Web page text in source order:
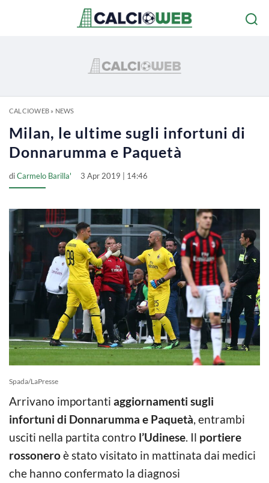
CALCIOWEB» NEWS
Milan, le ultime sugli infortuni di
Donnarumma e Paquetà
diCarmelo Barilla' 3 Apr 2019 | 14:46
Spada/LaPresse
Arrivano importanti aggiornamenti sugli
infortuni di Donnarumma e Paquetà, entrambi
usciti nella partita contro l’Udinese. Il portiere
rossoneroè stato visitato in mattinata dai medici
che hanno confermato la diagnosi